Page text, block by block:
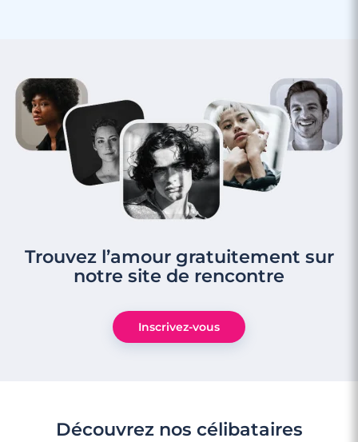
4 minutes
Rencontre à Bois-Colombes
Trouvez l’amour gratuitement sur
notre site de rencontre
Inscrivez-vous
Découvrez nos célibataires